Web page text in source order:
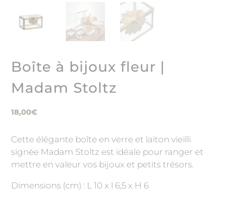
Boîte à bijoux fleur |
Madam Stoltz
18,00€
Cette élégante boîte en verre et laiton vieilli
signée Madam Stoltz est idéale pour ranger et
mettre en valeur vos bijoux et petits trésors.
Dimensions (cm) : L 10 x l 6,5 x H 6